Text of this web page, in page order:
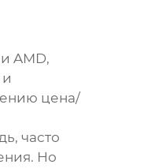
AMD,
цена/
часто
Но